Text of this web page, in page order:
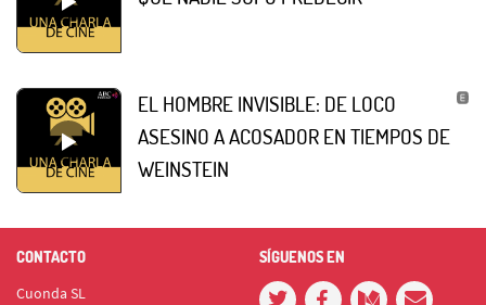
EL HOMBRE INVISIBLE: DE LOCO
ASESINO A ACOSADOR EN TIEMPOS DE
WEINSTEIN
CONTACTO
Cuonda SL
SÍGUENOS EN